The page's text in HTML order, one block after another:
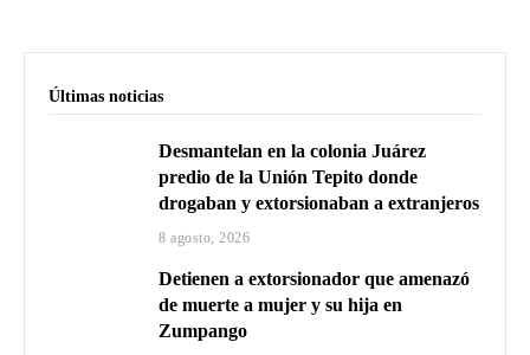
Últimas noticias
Desmantelan en la colonia Juárez
predio de la Unión Tepito donde
drogaban y extorsionaban a extranjeros
8 agosto, 2026
Detienen a extorsionador que amenazó
de muerte a mujer y su hija en
Zumpango